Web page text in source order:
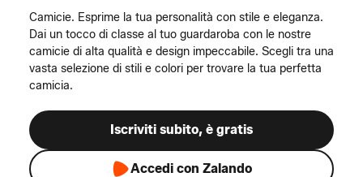
Camicie. Esprime la tua personalità con stile e eleganza.
Dai un tocco di classe al tuo guardaroba con le nostre
camicie di alta qualità e design impeccabile. Scegli tra una
vasta selezione di stili e colori per trovare la tua perfetta
camicia.
Iscriviti subito, è gratis
Accedi con Zalando